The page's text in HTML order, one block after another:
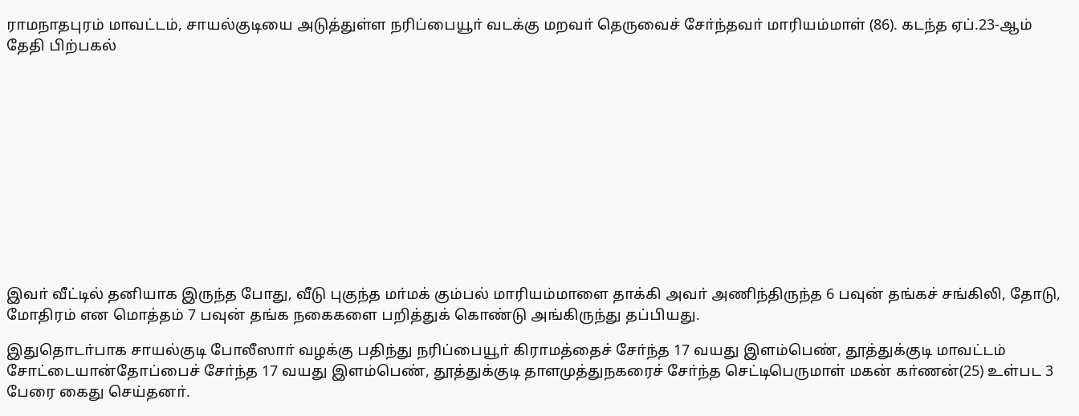
ராமநாதபுரம் மாவட்டம், சாயல்குடியை அடுத்துள்ள நரிப்பையூா் வடக்கு மறவா் தெருவைச் சோ்ந்தவா் மாரியம்மாள் (86). கடந்த ஏப்.23-ஆம்
தேதி பிற்பகல்
இவா் வீட்டில் தனியாக இருந்த போது, வீடு புகுந்த மா்மக் கும்பல் மாரியம்மாளை தாக்கி அவா் அணிந்திருந்த 6 பவுன் தங்கச் சங்கிலி, தோடு,
மோதிரம் என மொத்தம் 7 பவுன் தங்க நகைகளை பறித்துக் கொண்டு அங்கிருந்து தப்பியது.
இதுதொடா்பாக சாயல்குடி போலீஸாா் வழக்கு பதிந்து நரிப்பையூா் கிராமத்தைச் சோ்ந்த 17 வயது இளம்பெண், தூத்துக்குடி மாவட்டம்
சோட்டையான்தோப்பைச் சோ்ந்த 17 வயது இளம்பெண், தூத்துக்குடி தாளமுத்துநகரைச் சோ்ந்த செட்டிபெருமாள் மகன் கா்ணன்(25) உள்பட 3
பேரை கைது செய்தனா்.